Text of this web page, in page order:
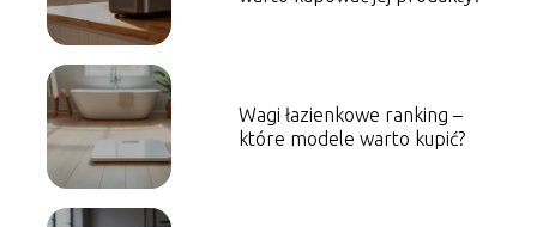
Wagi łazienkowe ranking –
które modele warto kupić?